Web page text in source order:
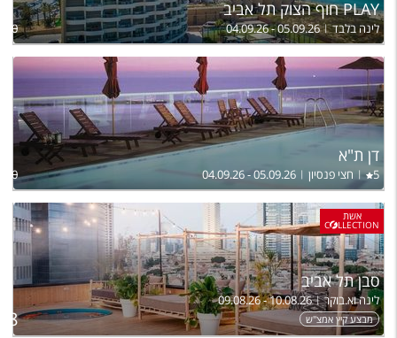
PLAY חוף הצוק תל אביב
לינה בלבד 04.09.26 - 05.09.26
דן ת"א
5 חצי פנסיון 04.09.26 - 05.09.26
אשת
C LLECTION
סבן תל אביב
לינה וא.בוקר 09.08.26 - 10.08.26
מבצע קיץ אמצ"ש